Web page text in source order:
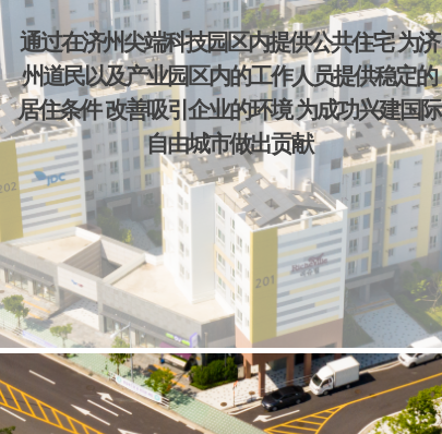
通过在济州尖端科技园区内提供公共住宅 为济
州道民以及产业园区内的工作人员提供稳定的
居住条件 改善吸引企业的环境 为成功兴建国际
自由城市做出贡献